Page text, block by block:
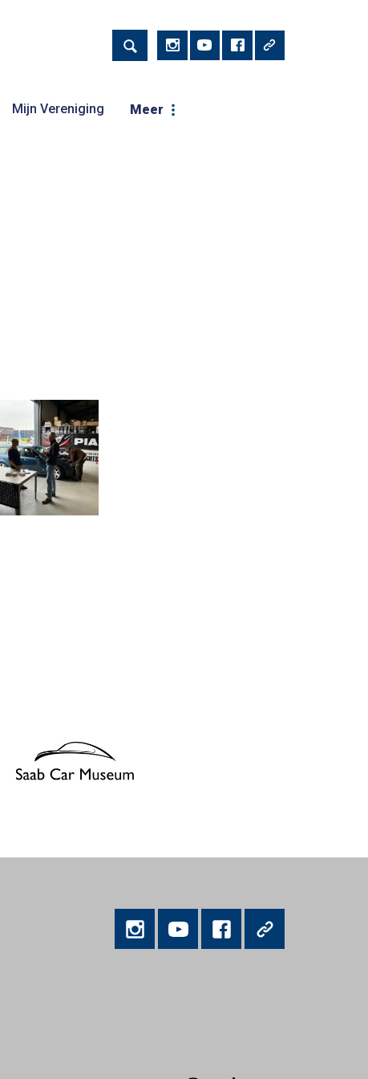
Mijn Vereniging Meer